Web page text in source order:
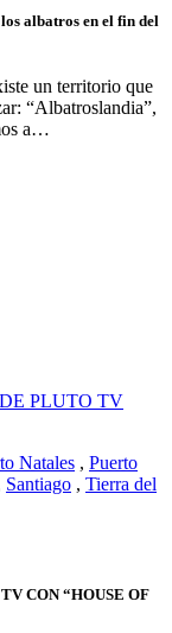
albatros en el fin del
un territorio que
“Albatroslandia”,
a…
Natales , Puerto
Santiago , Tierra del
CON “HOUSE OF